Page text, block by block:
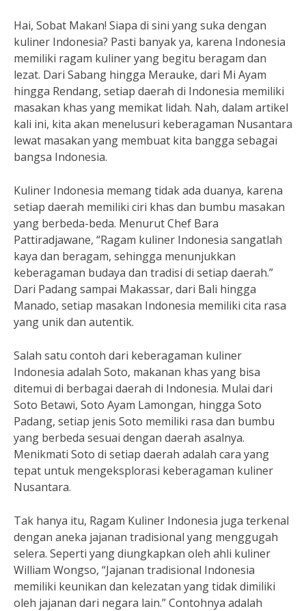
Hai, Sobat Makan! Siapa di sini yang suka dengan
kuliner Indonesia? Pasti banyak ya, karena Indonesia
memiliki ragam kuliner yang begitu beragam dan
lezat. Dari Sabang hingga Merauke, dari Mi Ayam
hingga Rendang, setiap daerah di Indonesia memiliki
masakan khas yang memikat lidah. Nah, dalam artikel
kali ini, kita akan menelusuri keberagaman Nusantara
lewat masakan yang membuat kita bangga sebagai
bangsa Indonesia.
Kuliner Indonesia memang tidak ada duanya, karena
setiap daerah memiliki ciri khas dan bumbu masakan
yang berbeda-beda. Menurut Chef Bara
Pattiradjawane, “Ragam kuliner Indonesia sangatlah
kaya dan beragam, sehingga menunjukkan
keberagaman budaya dan tradisi di setiap daerah.”
Dari Padang sampai Makassar, dari Bali hingga
Manado, setiap masakan Indonesia memiliki cita rasa
yang unik dan autentik.
Salah satu contoh dari keberagaman kuliner
Indonesia adalah Soto, makanan khas yang bisa
ditemui di berbagai daerah di Indonesia. Mulai dari
Soto Betawi, Soto Ayam Lamongan, hingga Soto
Padang, setiap jenis Soto memiliki rasa dan bumbu
yang berbeda sesuai dengan daerah asalnya.
Menikmati Soto di setiap daerah adalah cara yang
tepat untuk mengeksplorasi keberagaman kuliner
Nusantara.
Tak hanya itu, Ragam Kuliner Indonesia juga terkenal
dengan aneka jajanan tradisional yang menggugah
selera. Seperti yang diungkapkan oleh ahli kuliner
William Wongso, “Jajanan tradisional Indonesia
memiliki keunikan dan kelezatan yang tidak dimiliki
oleh jajanan dari negara lain.” Contohnya adalah